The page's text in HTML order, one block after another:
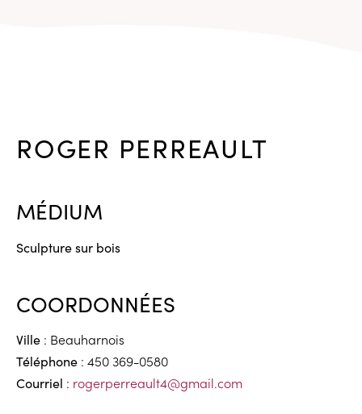
ROGER PERREAULT
MÉDIUM
Sculpture sur bois
COORDONNÉES
Ville : Beauharnois
Téléphone : 450 369-0580
Courriel : rogerperreault4@gmail.com